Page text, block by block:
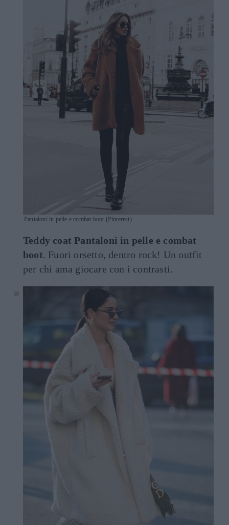
Pantaloni in pelle e combat boot (Pinterest)
Teddy coat Pantaloni in pelle e combat
boot. Fuori orsetto, dentro rock! Un outfit
per chi ama giocare con i contrasti.